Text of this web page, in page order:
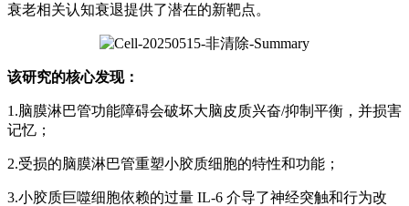
衰老相关认知衰退提供了潜在的新靶点。
该研究的核心发现：
1.脑膜淋巴管功能障碍会破坏大脑皮质兴奋/抑制平衡，并损害
记忆；
2.受损的脑膜淋巴管重塑小胶质细胞的特性和功能；
3.小胶质巨噬细胞依赖的过量 IL-6 介导了神经突触和行为改